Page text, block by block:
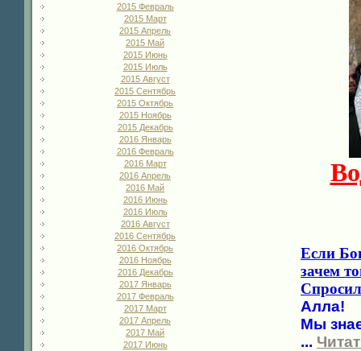
2015 Февраль
2015 Март
2015 Апрель
2015 Май
2015 Июнь
2015 Июль
2015 Август
2015 Сентябрь
2015 Октябрь
2015 Ноябрь
2015 Декабрь
2016 Январь
2016 Февраль
2016 Март
2016 Апрель
2016 Май
2016 Июнь
2016 Июль
2016 Август
2016 Сентябрь
2016 Октябрь
2016 Ноябрь
2016 Декабрь
2017 Январь
2017 Февраль
2017 Март
2017 Апрель
2017 Май
2017 Июнь
Если
зачем
Алла!
Мы
...